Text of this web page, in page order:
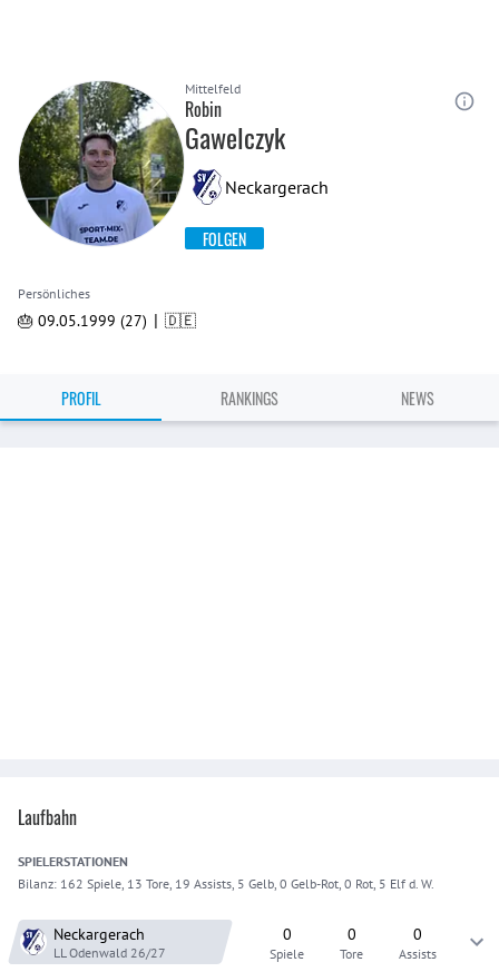
Mittelfeld
Robin
Gawelczyk
Neckargerach
FOLGEN
Persönliches
🎂 09.05.1999 (27) | 🇩🇪
PROFIL RANKINGS NEWS
Laufbahn
SPIELERSTATIONEN
Bilanz: 162 Spiele, 13 Tore, 19 Assists, 5 Gelb, 0 Gelb-Rot, 0 Rot, 5 Elf d. W.
Neckargerach
LL Odenwald 26/27
0
Spiele
0
Tore
0
Assists